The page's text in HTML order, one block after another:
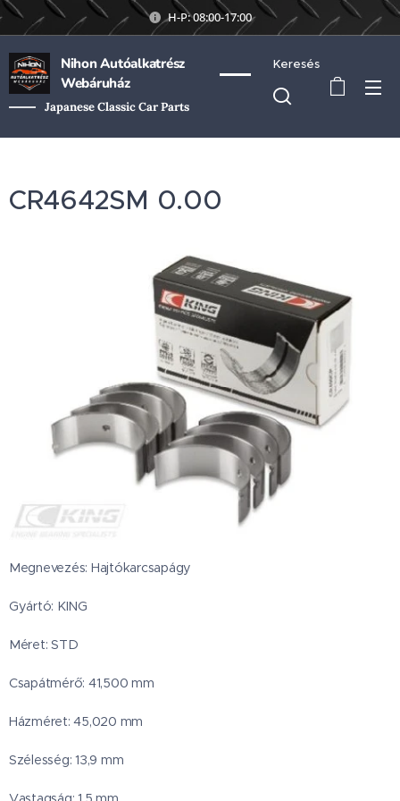
H-P: 08:00-17:00
Nihon Autóalkatrész
Webáruház
Japanese Classic Car Parts
Keresés
CR4642SM 0.00
Megnevezés: Hajtókarcsapágy
Gyártó: KING
Méret: STD
Csapátmérő: 41,500 mm
Házméret: 45,020 mm
Szélesség: 13,9 mm